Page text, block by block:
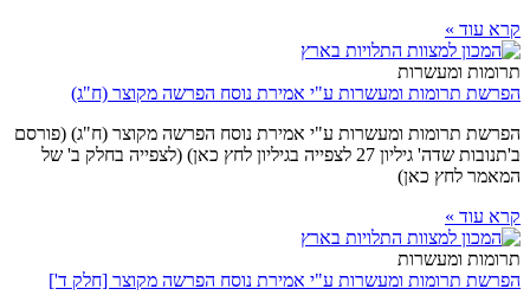
קרא עוד »
תרומות ומעשרות
הפרשת תרומות ומעשרות ע"י אמירת נוסח הפרשה מקוצר (ח"ג)
הפרשת תרומות ומעשרות ע"י אמירת נוסח הפרשה מקוצר (ח"ג) (פורסם
ב'תנובות שדה' גיליון 27 לצפייה בגיליון לחץ כאן) (לצפייה בחלק ב' של
המאמר לחץ כאן)
קרא עוד »
תרומות ומעשרות
הפרשת תרומות ומעשרות ע"י אמירת נוסח הפרשה מקוצר [חלק ד']